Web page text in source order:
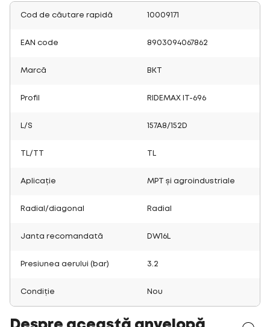
Cod de căutare rapidă 10009171
EAN code 8903094067862
Marcă BKT
Profil RIDEMAX IT-696
L/S 157A8/152D
TL/TT
Aplicație MPT și agroindustriale
Radial/diagonal Radial
Janta recomandată DW16L
Presiunea aerului (bar) 3.2
Condiție Nou